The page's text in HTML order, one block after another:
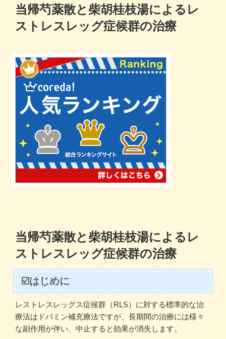
稿
日:
当帰芍薬散と柴胡桂枝湯によるレ
ストレスレッグ症候群の治療
当帰芍薬散と柴胡桂枝湯によるレ
ストレスレッグ症候群の治療
☑️はじめに
レストレスレッグス症候群（RLS）に対する標準的な治
療法はドパミン補充療法ですが、長期間の治療には様々
な副作用が伴い、中止すると効果が消失します。